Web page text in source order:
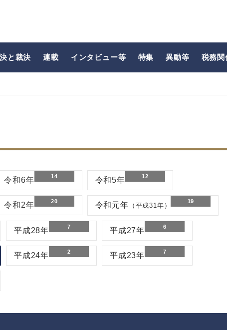
と裁決 連載 インタビュー等 特集 異動等 税務関
令和6年 14 令和5年 12
令和2年 20 令和元年 （平成31年）
19
平成28年 7 平成27年 6
平成24年 2 平成23年 7